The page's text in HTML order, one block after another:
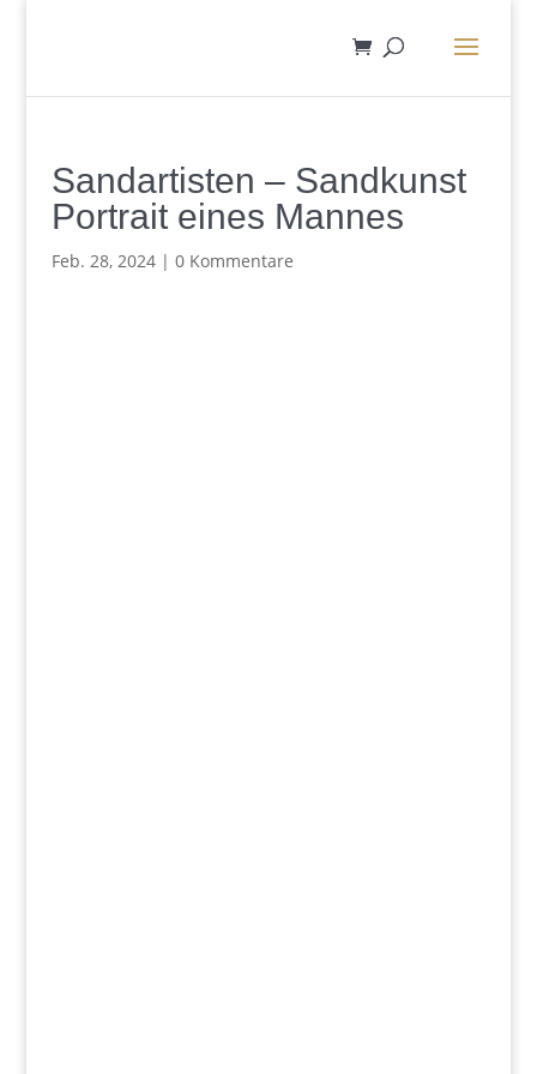
Sandartisten – Sandkunst
Portrait eines Mannes
Feb. 28, 2024| 0 Kommentare